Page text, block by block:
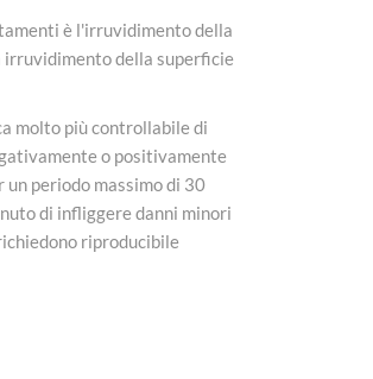
è l'irruvidimento della
irruvidimento della superficie
molto più controllabile di
o positivamente
periodo massimo di 30
di infliggere danni minori
riproducibile